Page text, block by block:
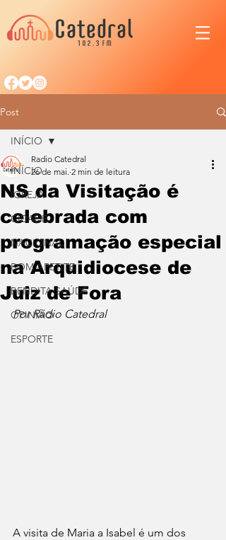
Post
INÍCIO
IGREJA
CIDADE
NACIONAL
BOM APETITE
BENDITA SAÚDE
OPINIÃO
ESPORTE
INÍCIO
NS da Visitação é
celebrada com
programação especial
na Arquidiocese de
Juiz de Fora
Radio Catedral
26 de mai. 2 min de leitura
Por Rádio Catedral
A visita de Maria a Isabel é um dos